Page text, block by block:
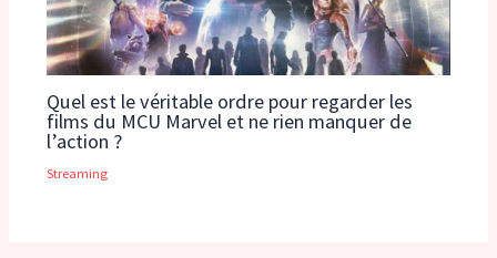
Quel est le véritable ordre pour regarder les
films du MCU Marvel et ne rien manquer de
l’action ?
Streaming